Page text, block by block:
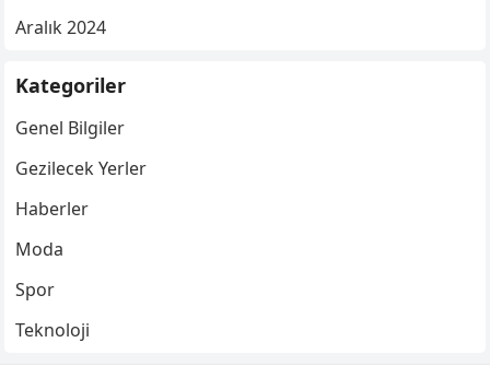
Aralık 2024
Kategoriler
Genel Bilgiler
Gezilecek Yerler
Haberler
Moda
Spor
Teknoloji